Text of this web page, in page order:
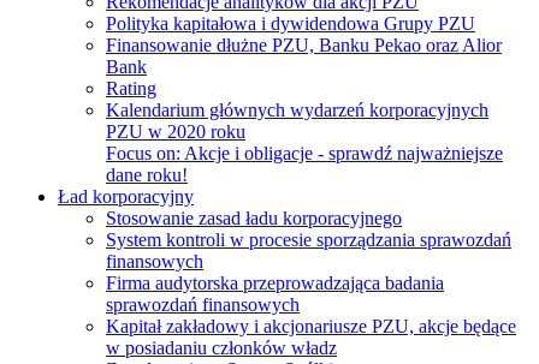
Polityka kapitałowa i dywidendowa Grupy PZU
Finansowanie dłużne PZU, Banku Pekao oraz Alior
Bank
Rating
Kalendarium głównych wydarzeń korporacyjnych
PZU w 2020 roku
Focus on: Akcje i obligacje - sprawdź najważniejsze
dane roku!
Ład korporacyjny
Stosowanie zasad ładu korporacyjnego
System kontroli w procesie sporządzania sprawozdań
finansowych
Firma audytorska przeprowadzająca badania
sprawozdań finansowych
Kapitał zakładowy i akcjonariusze PZU, akcje będące
w posiadaniu członków władz